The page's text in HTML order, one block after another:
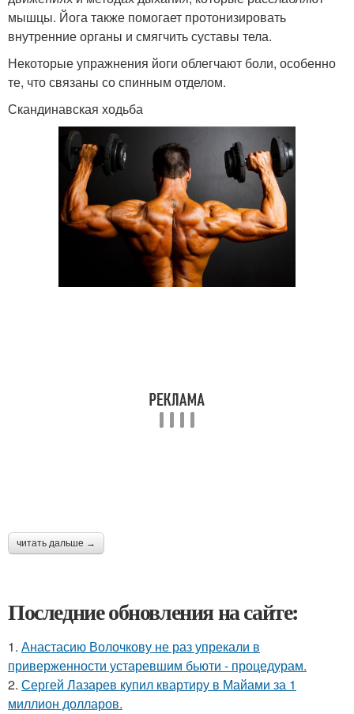
мышцы. Йога также помогает протонизировать
внутренние органы и смягчить суставы тела.
Некоторые упражнения йоги облегчают боли, особенно
те, что связаны со спинным отделом.
Скандинавская ходьба
читать дальше →
Последние обновления на сайте:
1. Анастасию Волочкову не раз упрекали в
приверженности устаревшим бьюти - процедурам.
2. Сергей Лазарев купил квартиру в Майами за 1
миллион долларов.